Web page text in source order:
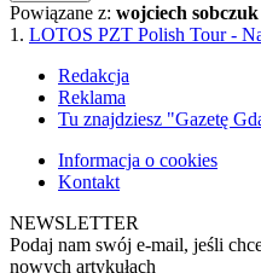
Powiązane z: wojciech sobczuk
1. LOTOS PZT Polish Tour -
Redakcja
Reklama
Tu znajdziesz "Gazetę
Informacja o cookies
Kontakt
NEWSLETTER
Podaj nam swój e-mail, jeśli
nowych artykułach